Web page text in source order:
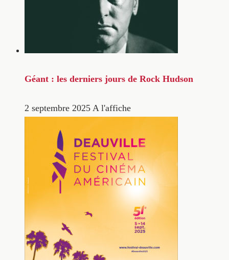
Géant : les derniers jours de Rock Hudson
2 septembre 2025 A l'affiche